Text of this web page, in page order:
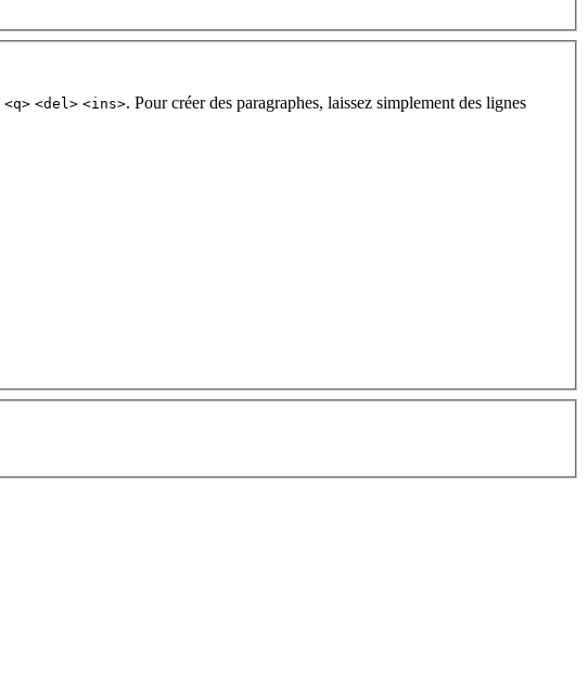
<q> <del> <ins>. Pour créer des paragraphes, laissez simplement des lignes